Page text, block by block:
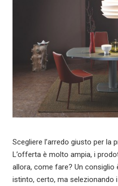
Scegliere l’arredo giusto per la
L’offerta è molto ampia, i
allora, come fare? Un consiglio
istinto, certo, ma selezionando